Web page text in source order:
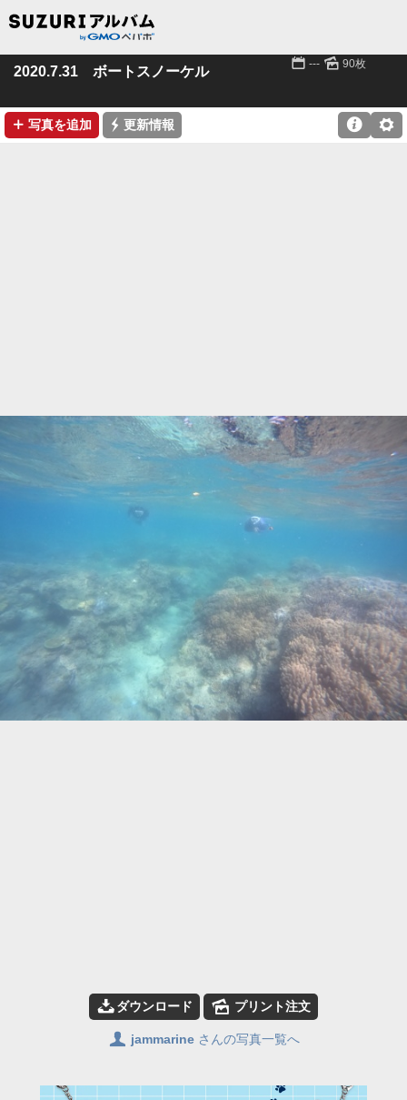
2020.7.31 ボートスノーケル 📅 --- 🌄 90枚
➕ 写真を追加 ⚡ 更新情報 ⚙

📥ダウンロード 🌄 プリント注文
👤 jammarineさんの写真一覧へ